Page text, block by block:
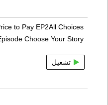
to Pay EP2All Choices
Choose Your Story
تشغيل